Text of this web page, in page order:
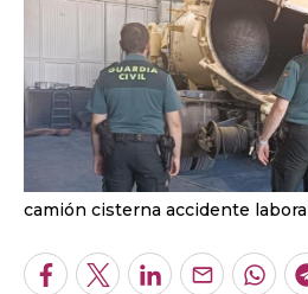
camión cisterna accidente
Facebook
TwitterLinkedInEnviar